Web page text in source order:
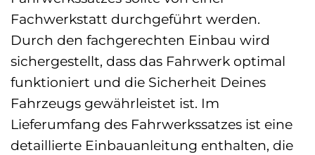
Fachwerkstatt durchgeführt werden.
Durch den fachgerechten Einbau wird
sichergestellt, dass das Fahrwerk optimal
funktioniert und die Sicherheit Deines
Fahrzeugs gewährleistet ist. Im
Lieferumfang des Fahrwerkssatzes ist eine
detaillierte Einbauanleitung enthalten, die